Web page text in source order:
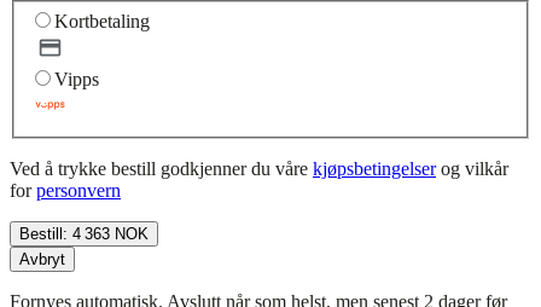
Kortbetaling
Vipps
Ved å trykke bestill godkjenner du våre kjøpsbetingelser og vilkår
for personvern
Bestill: 4 363 NOK
Avbryt
Fornyes automatisk. Avslutt når som helst, men senest 2 dager før